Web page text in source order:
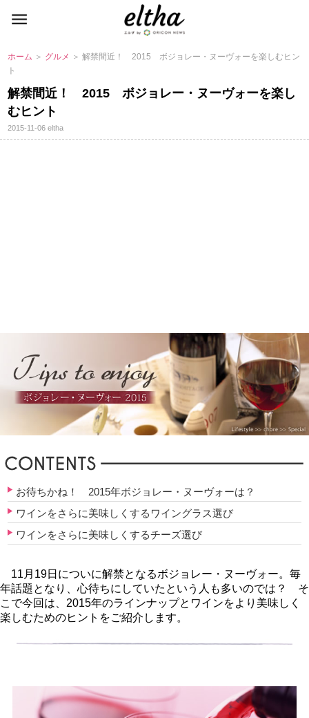
ホーム ＞ グルメ ＞ 解禁間近！ 2015 ボジョレー・ヌーヴォーを楽しむヒン
ト
解禁間近！ 2015 ボジョレー・ヌーヴォーを楽し
むヒント
2015-11-06eltha
お待ちかね！ 2015年ボジョレー・ヌーヴォーは？
ワインをさらに美味しくするワイングラス選び
ワインをさらに美味しくするチーズ選び
11月19日についに解禁となるボジョレー・ヌーヴォー。毎
年話題となり、心待ちにしていたという人も多いのでは？ そ
こで今回は、2015年のラインナップとワインをより美味しく
楽しむためのヒントをご紹介します。